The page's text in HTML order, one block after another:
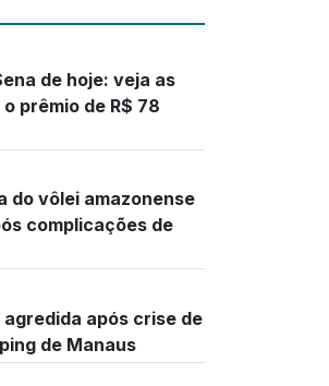
de hoje: veja as
prêmio de R$ 78
do vôlei amazonense
complicações de
após crise de
de Manaus